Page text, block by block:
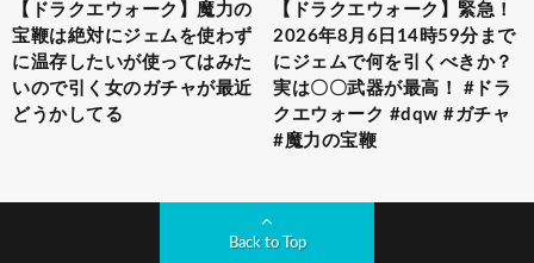
【ドラクエウォーク】魔力の
宝鞭は絶対にジェムを使わず
に温存したいが使ってはみた
いので引く女のガチャが最近
どうかしてる
【ドラクエウォーク】緊急！
2026年8月6日14時59分まで
にジェムで何を引くべきか？
実は〇〇武器が最高！ #ドラ
クエウォーク #dqw #ガチャ
#魔力の宝鞭
Back to Top